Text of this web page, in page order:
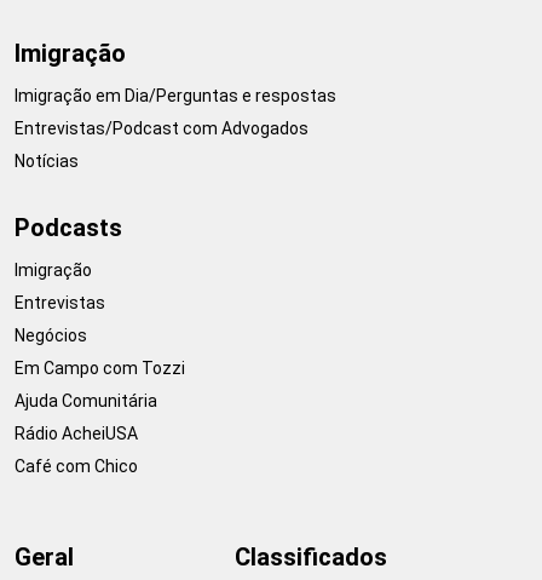
Imigração
Imigração em Dia/Perguntas e respostas
Entrevistas/Podcast com Advogados
Notícias
Podcasts
Imigração
Entrevistas
Negócios
Em Campo com Tozzi
Ajuda Comunitária
Rádio AcheiUSA
Café com Chico
Geral Classificados